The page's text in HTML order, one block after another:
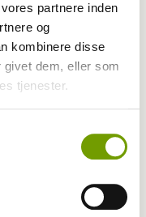
partnere inden
og
kombinere disse
givet dem, eller som
tjenester.
van Oosterhout
dig hunden